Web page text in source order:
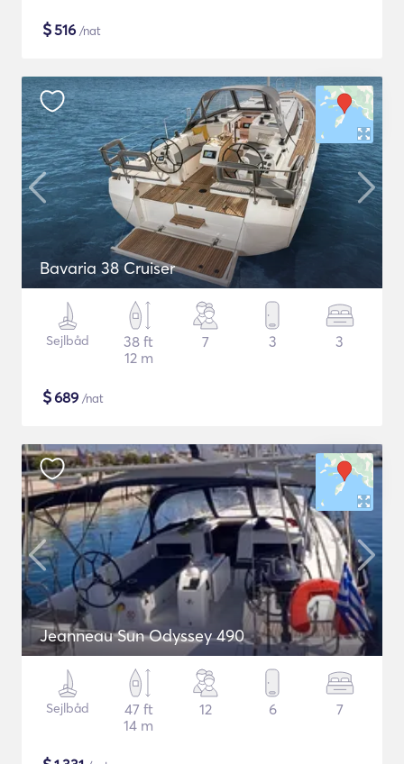
$516 /nat
Bavaria 38 Cruiser
Sejlbåd
38 ft
12 m
7 3 3
$689 /nat
Jeanneau Sun Odyssey 490
Sejlbåd
47 ft
14 m
12 6 7